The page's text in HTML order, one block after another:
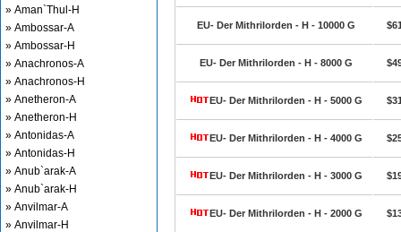
» Aman`Thul-H
» Ambossar-A
» Ambossar-H
» Anachronos-A
» Anachronos-H
» Anetheron-A
» Anetheron-H
» Antonidas-A
» Antonidas-H
» Anub`arak-A
» Anub`arak-H
» Anvilmar-A
» Anvilmar-H
EU- Der Mithrilorden - H - 10000 G
EU- Der Mithrilorden - H - 8000 G
EU- Der Mithrilorden - H - 5000 G
EU- Der Mithrilorden - H - 4000 G
EU- Der Mithrilorden - H - 3000 G
EU- Der Mithrilorden - H - 2000 G